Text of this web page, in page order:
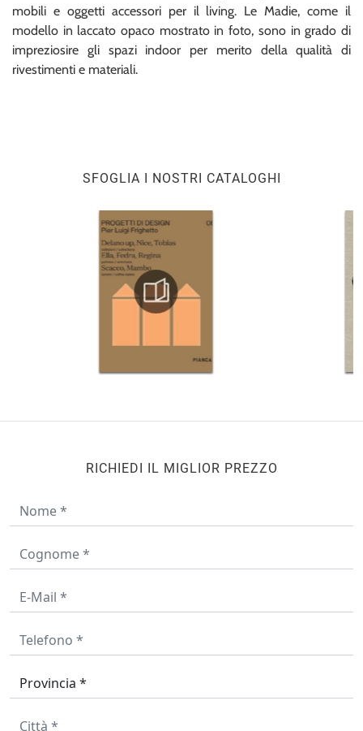
mobili e oggetti accessori per il living. Le Madie, come il
modello in laccato opaco mostrato in foto, sono in grado di
impreziosire gli spazi indoor per merito della qualità di
rivestimenti e materiali.
SFOGLIA I NOSTRI CATALOGHI
RICHIEDI IL MIGLIOR PREZZO